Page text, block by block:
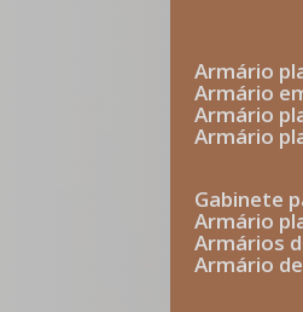
armário
armário
armário
armário
gabinete
armário
armários
armário